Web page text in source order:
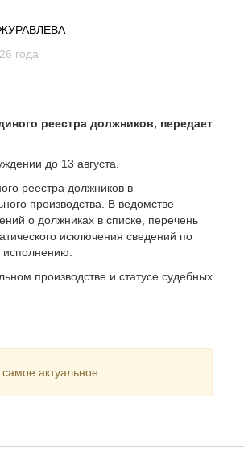
ЖУРАВЛЕВА
года
реестра должников, передает
до 13 августа.
реестра должников в
производства. В ведомстве
о должниках в списке, перечень
исключения сведений по
производстве и статусе судебных
актуальное